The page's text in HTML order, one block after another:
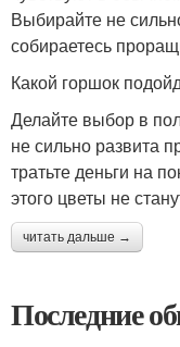
Выбирайте не
собираетесь
Какой горшок
Делайте выбор в
не сильно развита
тратьте деньги на
этого цветы не
читать дальше →
Последние